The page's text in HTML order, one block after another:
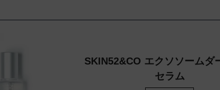
SKIN52&CO エクソソームダ
セラム